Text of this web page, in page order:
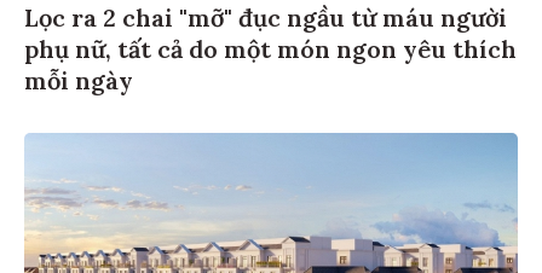
Lọc ra 2 chai "mỡ" đục ngầu từ máu người
phụ nữ, tất cả do một món ngon yêu thích
mỗi ngày